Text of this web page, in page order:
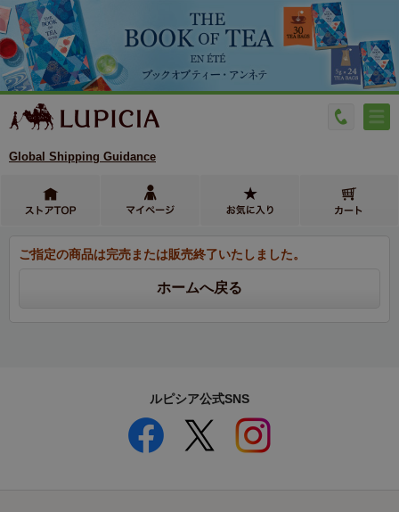
Global Shipping Guidance
ご指定の商品は完売または販売終了いたしました。
ルピシア公式SNS